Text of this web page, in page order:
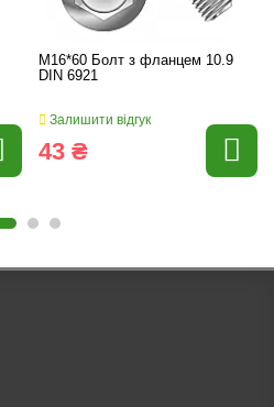
M16*60 Болт з фланцем 10.9
DIN 6921
Залишити відгук
43 ₴